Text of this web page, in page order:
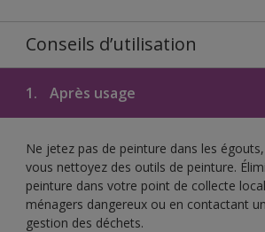
Conseils d’utilisation
1. Après usage
Ne jetez pas de peinture dans les
vous nettoyez des outils de peinture.
peinture dans votre point de collecte
ménagers dangereux ou en contactant
gestion des déchets.